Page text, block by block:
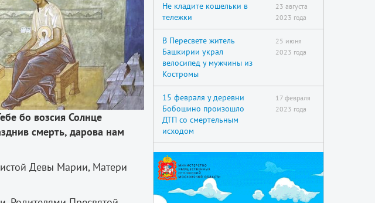
бо возсия Солнце
смерть, дарова нам
Девы Марии, Матери
Не кладите кошельки в
тележки
23 августа
2023 года
В Пересвете житель
Башкирии украл
велосипед у мужчины из
Костромы
25 июня
2023 года
15 февраля у деревни
Бобошино произошло
ДТП со смертельным
исходом
17 февраля
2023 года